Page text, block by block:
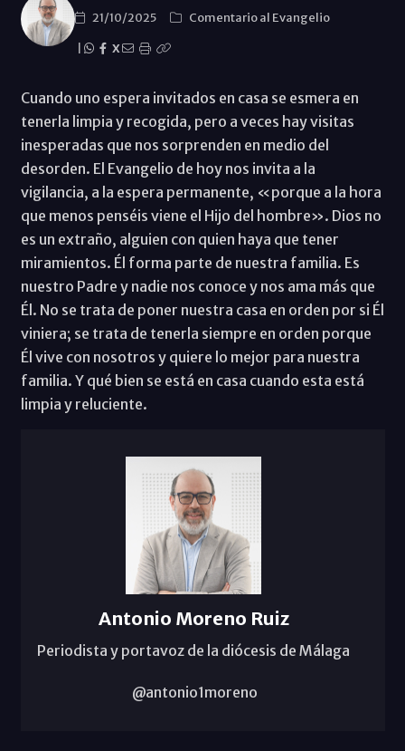
21/10/2025
Comentario al Evangelio
X
Cuando uno espera invitados en casa se esmera en
tenerla limpia y recogida, pero a veces hay visitas
inesperadas que nos sorprenden en medio del
desorden. El Evangelio de hoy nos invita a la
vigilancia, a la espera permanente, «porque a la hora
que menos penséis viene el Hijo del hombre». Dios no
es un extraño, alguien con quien haya que tener
miramientos. Él forma parte de nuestra familia. Es
nuestro Padre y nadie nos conoce y nos ama más que
Él. No se trata de poner nuestra casa en orden por si Él
viniera; se trata de tenerla siempre en orden porque
Él vive con nosotros y quiere lo mejor para nuestra
familia. Y qué bien se está en casa cuando esta está
limpia y reluciente.
Antonio Moreno Ruiz
Periodista y portavoz de la diócesis de Málaga
@antonio1moreno